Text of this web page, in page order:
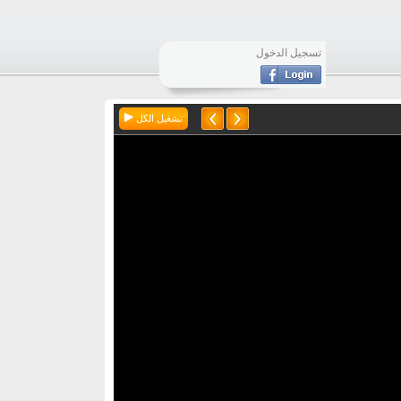
تسجيل الدخول
تشغيل الكل